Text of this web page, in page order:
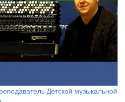
Детской музыкальной